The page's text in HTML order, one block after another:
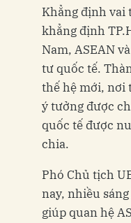
Khẳng định vai
khẳng định
Nam, ASEAN
tư quốc tế.
thế hệ mới, nơi
ý tưởng được
quốc tế được
chia.
Phó Chủ tịch
nay, nhiều
giúp quan hệ